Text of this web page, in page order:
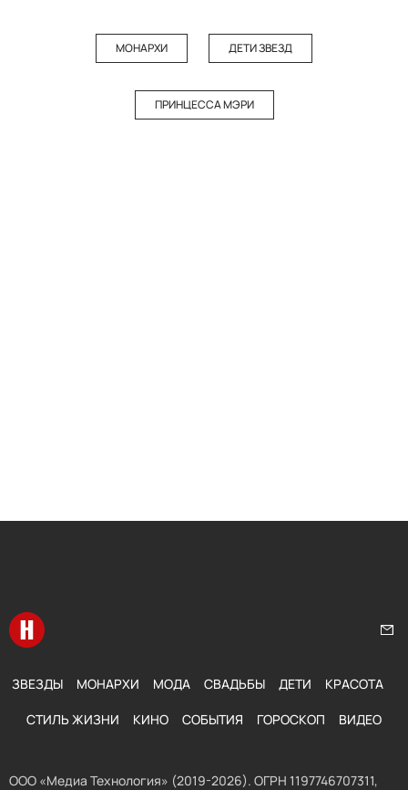
МОНАРХИ ДЕТИ ЗВЕЗД
ПРИНЦЕССА МЭРИ
Перейти на главную
ЗВЕЗДЫ МОНАРХИ МОДА СВАДЬБЫ ДЕТИ КРАСОТА
СТИЛЬ ЖИЗНИ КИНО СОБЫТИЯ ГОРОСКОП ВИДЕО
ООО «Медиа Технология» (2019-2026). ОГРН 1197746707311,